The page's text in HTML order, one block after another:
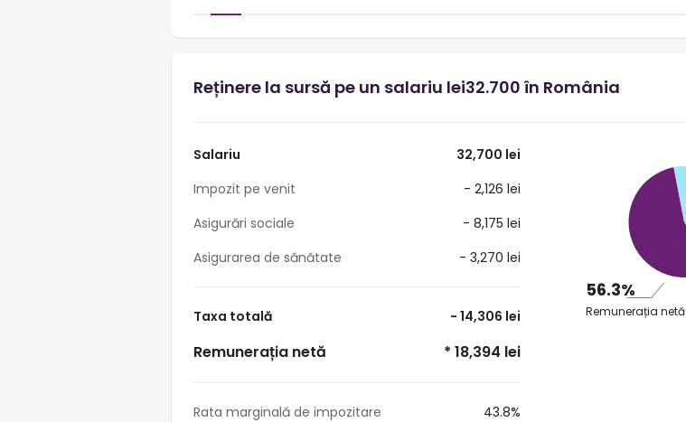
Reținere la sursă pe un salariu lei32.700 în România
Salariu
32,700 lei
Impozit pe venit
- 2,126 lei
Asigurări sociale
- 8,175 lei
Asigurarea de sănătate
- 3,270 lei
Taxa totală - 14,306 lei
Remunerația netă * 18,394 lei
Rata marginală de impozitare
43.8%
56.3%
Remunerația netă